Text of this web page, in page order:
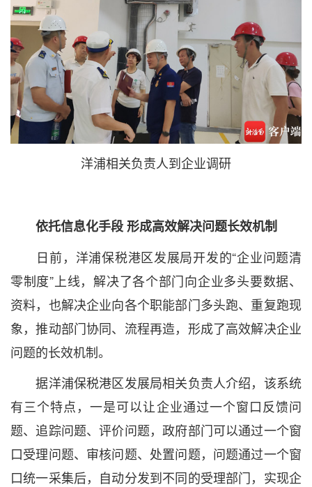
洋浦相关负责人到企业调研
依托信息化手段 形成高效解决问题长效机制
日前，洋浦保税港区发展局开发的“企业问题清
零制度”上线，解决了各个部门向企业多头要数据、
资料，也解决企业向各个职能部门多头跑、重复跑现
象，推动部门协同、流程再造，形成了高效解决企业
问题的长效机制。
据洋浦保税港区发展局相关负责人介绍，该系统
有三个特点，一是可以让企业通过一个窗口反馈问
题、追踪问题、评价问题，政府部门可以通过一个窗
口受理问题、审核问题、处置问题，问题通过一个窗
口统一采集后，自动分发到不同的受理部门，实现企